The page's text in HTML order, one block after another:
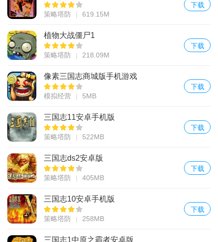
策略塔防 619.15M
下载
植物大战僵尸1
策略塔防 218.09M
下载
像素三国志商城版手机游戏
模拟经营 5MB
下载
三国志11安卓手机版
策略塔防 522MB
下载
三国志ds2安卓版
策略塔防 405MB
下载
三国志10安卓手机版
策略塔防 258MB
下载
三国志1中原之霸者安卓版